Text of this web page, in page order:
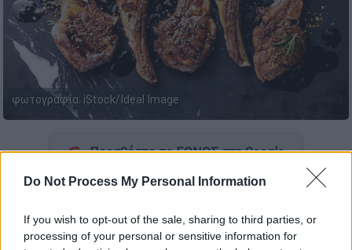
Do Not Process My Personal Information
If you wish to opt-out of the sale, sharing to third parties, or
processing of your personal or sensitive information for
φωτογραφία: iStock/Ideal Image
Προσθέστε το ΕΘΝΟΣ στη Google
σχάρα. Αρκετό αλατοπίπερο και μπόλικο
λεμόνι στο σερβίρισμα είναι τα μόνα που